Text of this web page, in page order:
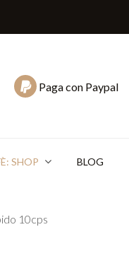
Paga con Paypal
SHOP BLOG
10cps